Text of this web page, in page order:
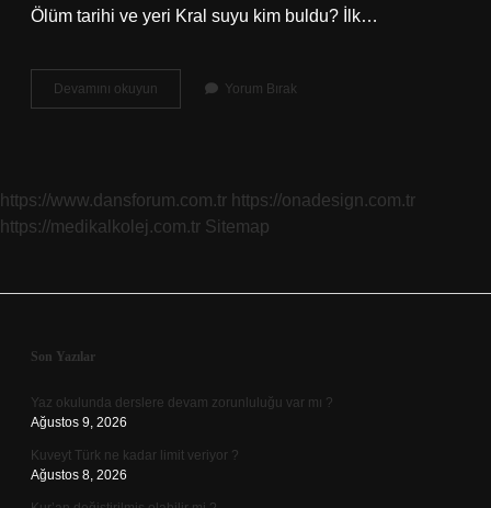
Ölüm tarihi ve yeri Kral suyu kim buldu? İlk…
Devamını okuyun
Bin
Yorum Bırak
https://www.dansforum.com.tr https://onadesign.com.tr
https://medikalkolej.com.tr Sitemap
Sidebar
Son Yazılar
Yaz okulunda derslere devam zorunluluğu var mı ?
Ağustos 9, 2026
Kuveyt Türk ne kadar limit veriyor ?
Ağustos 8, 2026